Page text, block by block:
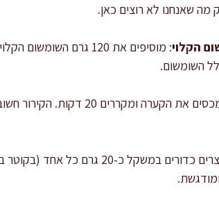
מה שאנחנו לא רוצים כאן.
הקלוי
: מוסיפים את 120 גרם
השומשום.
: מכסים את הקערה